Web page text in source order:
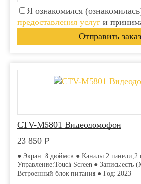
Я ознакомился
предоставления услуг и
CTV-M5801 Видеодомофон
23 850 Р
● Экран: 8 дюймов ● Каналы:2 панели,2
Управление:Touch Screen ● Запись:есть
Встроенный блок питания ● Год: 2023